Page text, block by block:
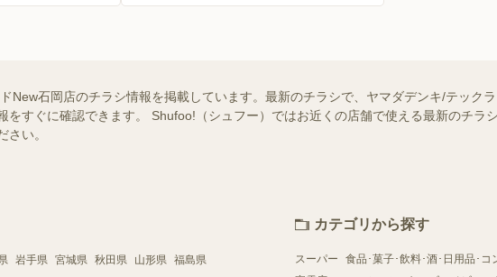
New石岡店のチラシ情報を掲載しています。最新のチラシで、ヤマダデンキ/テック
をすぐに確認できます。 Shufoo!（シュフー）ではお近くの店舗で使える最新のチラ
さい。
岩手県 宮城県 秋田県 山形県 福島県
カテゴリから探す
スーパー 食品･菓子･飲料･酒･日用品･コ